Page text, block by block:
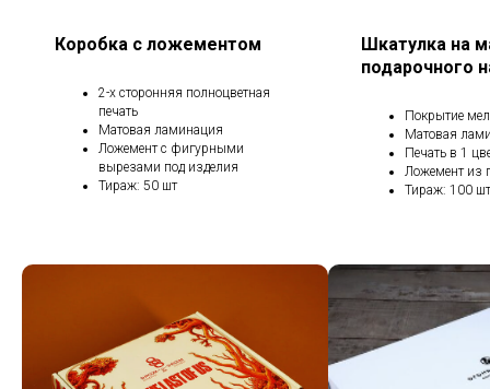
Коробка с ложементом
2-х сторонняя полноцветная
печать
Матовая ламинация
Ложемент с фигурными
вырезами под изделия
Тираж: 50 шт
Шкатулка на
подарочного
Покрытие
Матовая
Печать в 1
Ложемент из
Тираж: 100 шт